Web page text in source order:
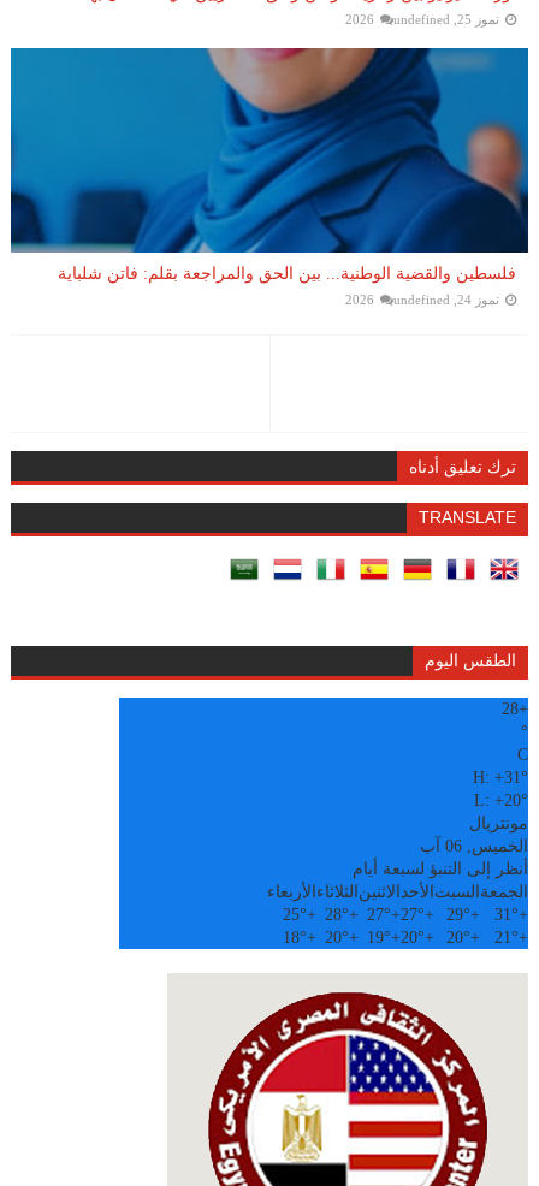
تموز 25, 2026 undefined
فلسطين والقضية الوطنية... بين الحق والمراجعة بقلم: فاتن شلباية
تموز 24, 2026 undefined
ترك تعليق أدناه
TRANSLATE
الطقس اليوم
+
28
°
C
H:+31°
L:+20°
مونتريال
الخميس, 06 آب
أنظر إلى التنبؤ لسبعة أيام
الجمعةالسبتالأحد الاثنينالثلاثاءالأربعاء
+
31°
+
29°
+
27°
+
27°
+
28°
+
25°
+
21°
+
20°
+
20°
+
19°
+
20°
+
18°